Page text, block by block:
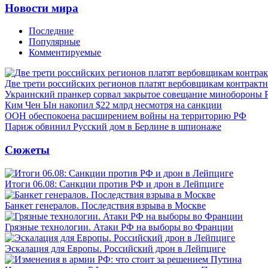
Новости мира
Последние
Популярные
Комментируемые
Две трети российских регионов платят вербовщикам
Украинский пранкер сорвал закрытое совещание минобороны
Ким Чен Ын накопил $22 млрд несмотря на санкции
ООН обеспокоена расширением войны на территорию РФ
Париж обвинил Русский дом в Берлине в шпионаже
Сюжеты
Итоги 06.08: Санкции против РФ и дрон в Лейпциге
Банкет генералов. Последствия взрыва в Москве
Грязные технологии. Атаки РФ на выборы во Франции
Эскалация для Европы. Российский дрон в Лейпциге